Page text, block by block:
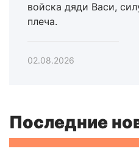
войска дяди Васи,
плеча.
02.08.2026
Последние